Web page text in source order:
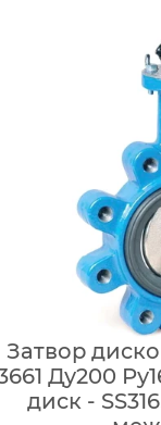
Затвор
Ду200
диск -